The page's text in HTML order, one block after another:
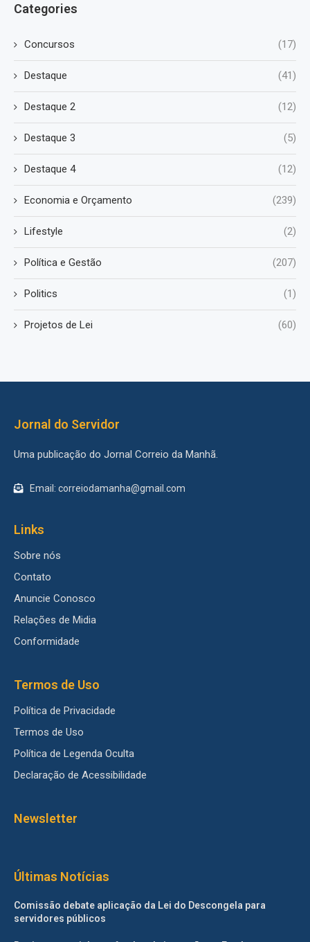
Categories
Concursos (17)
Destaque (41)
Destaque 2 (12)
Destaque 3 (5)
Destaque 4 (12)
Economia e Orçamento (239)
Lifestyle (2)
Política e Gestão (207)
Politics (1)
Projetos de Lei (60)
Jornal do Servidor
Uma publicação do Jornal Correio da Manhã.
Email: correiodamanha@gmail.com
Links
Sobre nós
Contato
Anuncie Conosco
Relações de Midia
Conformidade
Termos de Uso
Política de Privacidade
Termos de Uso
Política de Legenda Oculta
Declaração de Acessibilidade
Newsletter
Últimas Notícias
Comissão debate aplicação da Lei do Descongela para
servidores públicos